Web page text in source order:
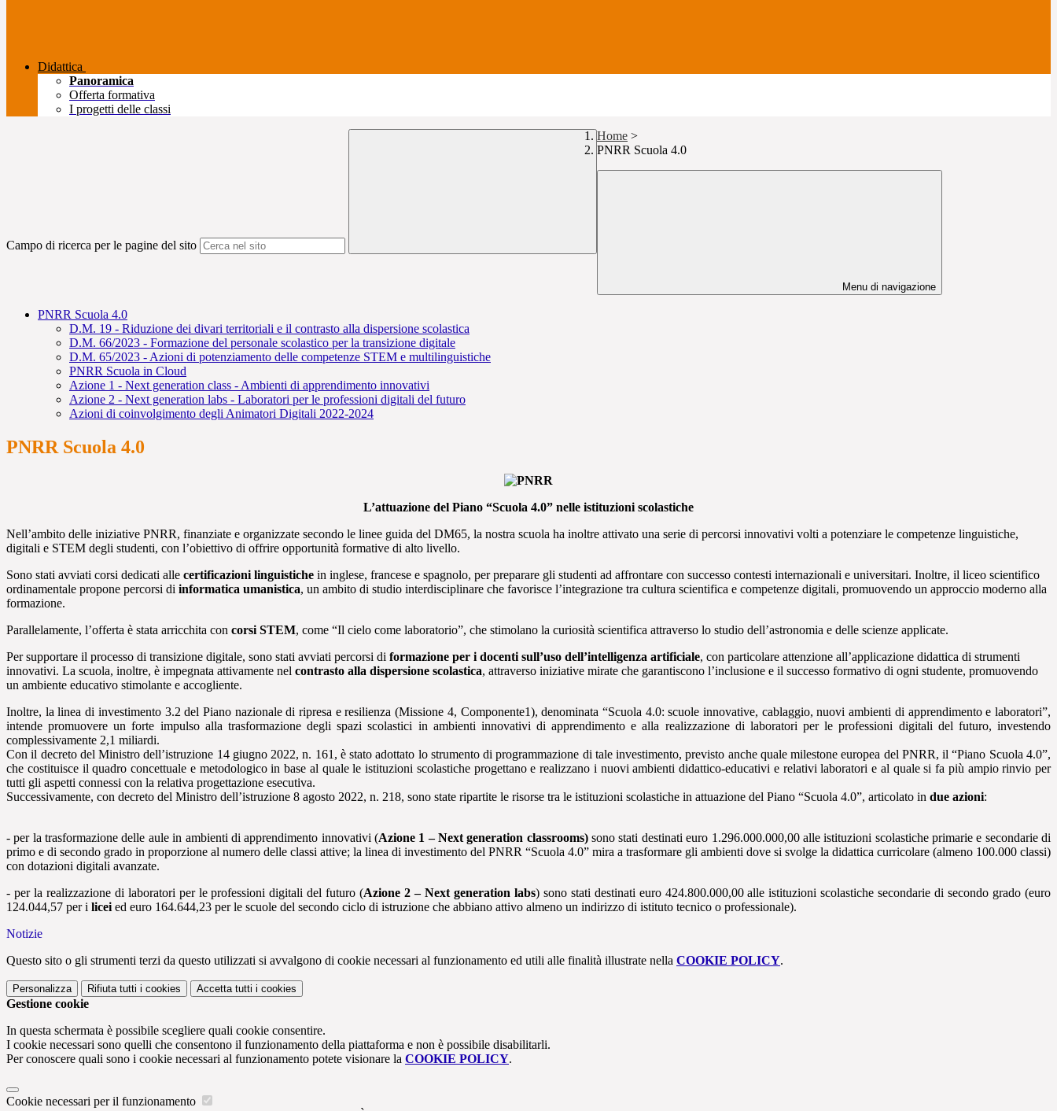
Didattica
Panoramica
Offerta formativa
I progetti delle classi
Campo di ricerca per le pagine del sito
Home >
PNRR Scuola 4.0
Menu di navigazione
PNRR Scuola 4.0
D.M. 19 - Riduzione dei divari territoriali e il contrasto alla dispersione scolastica
D.M. 66/2023 - Formazione del personale scolastico per la transizione digitale
D.M. 65/2023 - Azioni di potenziamento delle competenze STEM e multilinguistiche
PNRR Scuola in Cloud
Azione 1 - Next generation class - Ambienti di apprendimento innovativi
Azione 2 - Next generation labs - Laboratori per le professioni digitali del futuro
Azioni di coinvolgimento degli Animatori Digitali 2022-2024
PNRR Scuola 4.0
L’attuazione del Piano “Scuola 4.0” nelle istituzioni scolastiche
Nell’ambito delle iniziative PNRR, finanziate e organizzate secondo le linee guida del DM65, la nostra scuola ha inoltre attivato una serie di percorsi innovativi volti a potenziare le competenze linguistiche,
digitali e STEM degli studenti, con l’obiettivo di offrire opportunità formative di alto livello.
Sono stati avviati corsi dedicati alle certificazioni linguistiche in inglese, francese e spagnolo, per preparare gli studenti ad affrontare con successo contesti internazionali e universitari. Inoltre, il liceo scientifico
ordinamentale propone percorsi di informatica umanistica, un ambito di studio interdisciplinare che favorisce l’integrazione tra cultura scientifica e competenze digitali, promuovendo un approccio moderno alla
formazione.
Parallelamente, l’offerta è stata arricchita con corsi STEM, come “Il cielo come laboratorio”, che stimolano la curiosità scientifica attraverso lo studio dell’astronomia e delle scienze applicate.
Per supportare il processo di transizione digitale, sono stati avviati percorsi di formazione per i docenti sull’uso dell’intelligenza artificiale, con particolare attenzione all’applicazione didattica di strumenti
innovativi. La scuola, inoltre, è impegnata attivamente nel contrasto alla dispersione scolastica, attraverso iniziative mirate che garantiscono l’inclusione e il successo formativo di ogni studente, promuovendo
un ambiente educativo stimolante e accogliente.
Inoltre, la linea di investimento 3.2 del Piano nazionale di ripresa e resilienza (Missione 4, Componente1), denominata “Scuola 4.0: scuole innovative, cablaggio, nuovi ambienti di apprendimento e laboratori”,
intende promuovere un forte impulso alla trasformazione degli spazi scolastici in ambienti innovativi di apprendimento e alla realizzazione di laboratori per le professioni digitali del futuro, investendo
complessivamente 2,1 miliardi.
Con il decreto del Ministro dell’istruzione 14 giugno 2022, n. 161, è stato adottato lo strumento di programmazione di tale investimento, previsto anche quale milestone europea del PNRR, il “Piano Scuola 4.0”,
che costituisce il quadro concettuale e metodologico in base al quale le istituzioni scolastiche progettano e realizzano i nuovi ambienti didattico-educativi e relativi laboratori e al quale si fa più ampio rinvio per
tutti gli aspetti connessi con la relativa progettazione esecutiva.
Successivamente, con decreto del Ministro dell’istruzione 8 agosto 2022, n. 218, sono state ripartite le risorse tra le istituzioni scolastiche in attuazione del Piano “Scuola 4.0”, articolato in due azioni:
- per la trasformazione delle aule in ambienti di apprendimento innovativi (Azione 1 – Nextgeneration classrooms)sono stati destinati euro 1.296.000.000,00 alle istituzioni scolastiche primarie e secondarie di
primo e di secondo grado in proporzione al numero delle classi attive; la linea di investimento del PNRR “Scuola 4.0” mira a trasformare gli ambienti dove si svolge la didattica curricolare (almeno 100.000 classi)
con dotazioni digitali avanzate.
- per la realizzazione di laboratori per le professioni digitali del futuro (Azione 2 – Next generation labs) sono stati destinati euro 424.800.000,00 alle istituzioni scolastiche secondarie di secondo grado (euro
124.044,57 per i licei ed euro 164.644,23 per le scuole del secondo ciclo di istruzione che abbiano attivo almeno un indirizzo di istituto tecnico o professionale).
Notizie
Questo sito o gli strumenti terzi da questo utilizzati si avvalgono di cookie necessari al funzionamento ed utili alle finalità illustrate nella COOKIE POLICY.
Personalizza Rifiuta tutti i cookies Accetta tutti i cookies
Gestione cookie
In questa schermata è possibile scegliere quali cookie consentire.
I cookie necessari sono quelli che consentono il funzionamento della piattaforma e non è possibile disabilitarli.
Per conoscere quali sono i cookie necessari al funzionamento potete visionare la COOKIE POLICY.
Cookie necessari per il funzionamento